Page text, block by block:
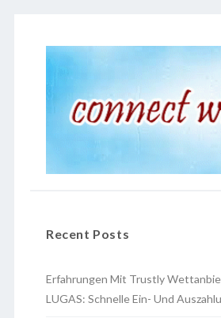
Recent Posts
Erfahrungen Mit Trustly
LUGAS: Schnelle Ein- Und